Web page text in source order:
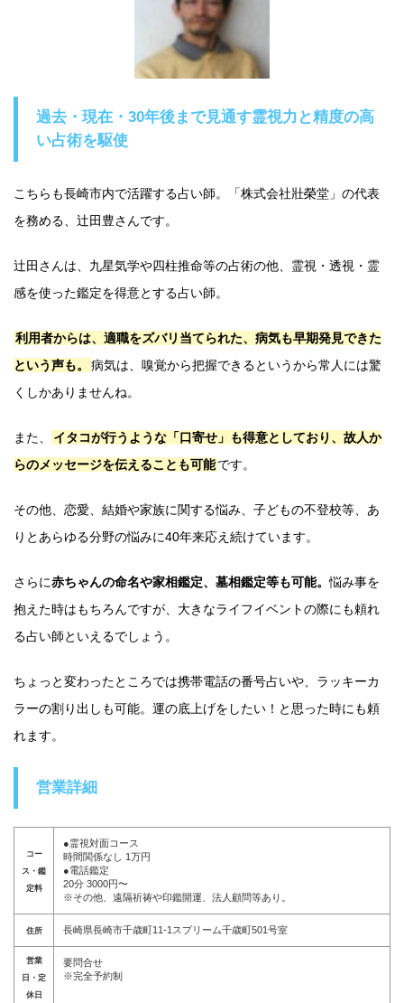
過去・現在・30年後まで見通す霊視力と精度の高
い占術を駆使
こちらも長崎市内で活躍する占い師。「株式会社壯榮堂」の代表
を務める、辻田豊さんです。
辻田さんは、九星気学や四柱推命等の占術の他、霊視・透視・霊
感を使った鑑定を得意とする占い師。
利用者からは、適職をズバリ当てられた、病気も早期発見できた
という声も。
病気は、嗅覚から把握できるというから常人には驚
くしかありませんね。
また、
イタコが行うような「口寄せ」も得意としており、故人か
らのメッセージを伝えることも可能です。
その他、恋愛、結婚や家族に関する悩み、子どもの不登校等、あ
りとあらゆる分野の悩みに40年来応え続けています。
さらに赤ちゃんの命名や家相鑑定、墓相鑑定等も可能。悩み事を
抱えた時はもちろんですが、大きなライフイベントの際にも頼れ
る占い師といえるでしょう。
ちょっと変わったところでは携帯電話の番号占いや、ラッキーカ
ラーの割り出しも可能。運の底上げをしたい！と思った時にも頼
れます。
営業詳細
コー
ス・鑑
定料
●霊視対面コース
時間関係なし 1万円
●電話鑑定
20分 3000円〜
※その他、遠隔祈祷や印鑑開運、法人顧問等あり。
住所 長崎県長崎市千歳町11-1スプリーム千歳町501号室
営業
日・定
休日
要問合せ
※完全予約制